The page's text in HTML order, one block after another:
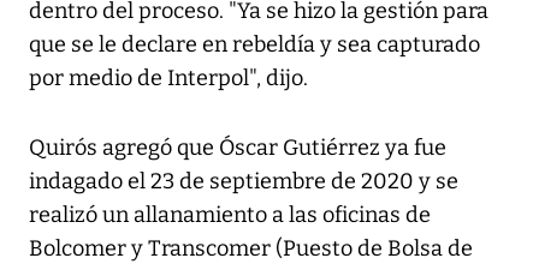
dentro del proceso. "Ya se hizo la gestión para
que se le declare en rebeldía y sea capturado
por medio de Interpol", dijo.
Quirós agregó que Óscar Gutiérrez ya fue
indagado el 23 de septiembre de 2020 y se
realizó un allanamiento a las oficinas de
Bolcomer y Transcomer (Puesto de Bolsa de